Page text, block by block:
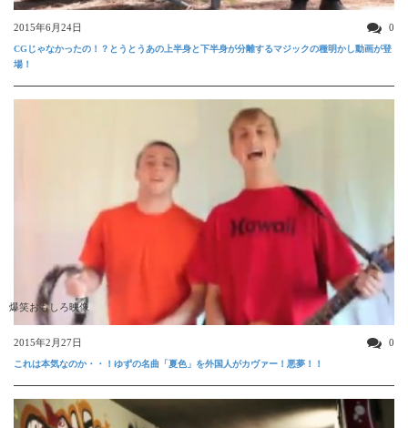
2015年6月24日 0
CGじゃなかったの！？とうとうあの上半身と下半身が分離するマジックの種明かし動画が登
場！
爆笑おもしろ映像
2015年2月27日 0
これは本気なのか・・！ゆずの名曲「夏色」を外国人がカヴァー！悪夢！！